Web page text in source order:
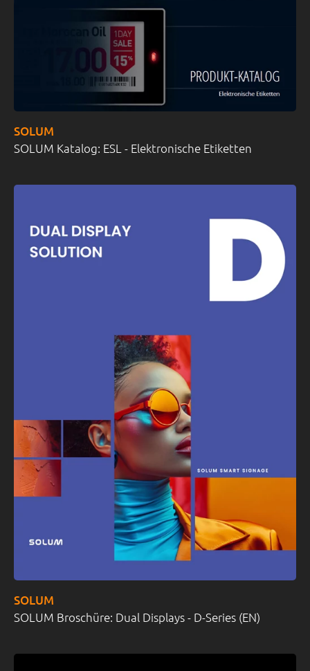
SOLUM Katalog: ESL - Elektronische Etiketten
SOLUM
SOLUM Broschüre: Dual Displays - D-Series (EN)
SOLUM